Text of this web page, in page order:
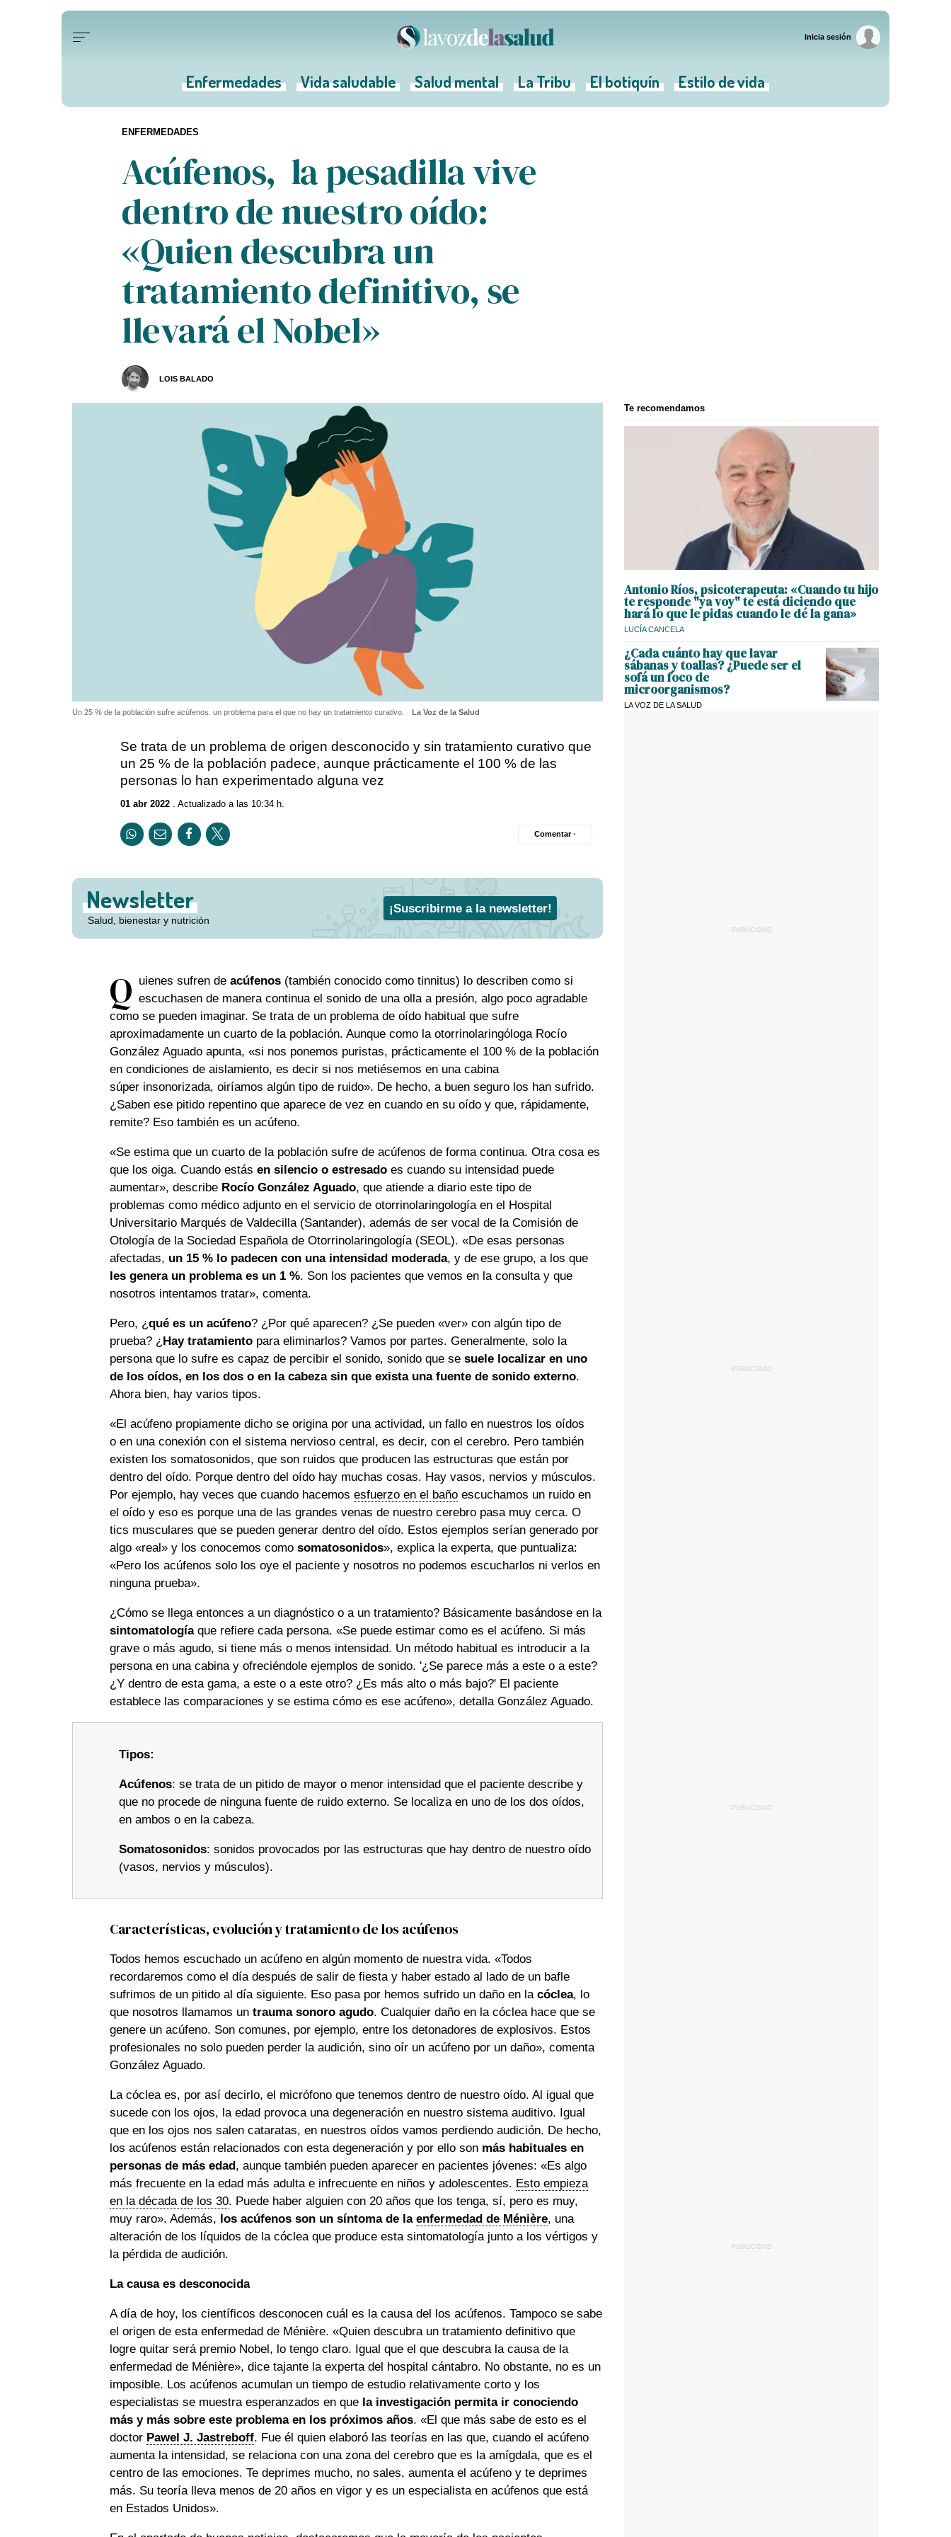
Inicia sesión
Enfermedades Vida saludable Salud mental La Tribu El botiquín Estilo de vida
Acúfenos, la pesadilla vive
dentro de nuestro oído:
«Quien descubra un
tratamiento definitivo, se
llevará el Nobel»
LOIS BALADO
ENFERMEDADES
Un 25 % de la población sufre acúfenos. un problema para el que no hay un tratamiento curativo. La Voz de la Salud
Se trata de un problema de origen desconocido y sin tratamiento curativo que
un 25 % de la población padece, aunque prácticamente el 100 % de las
personas lo han experimentado alguna vez
01 abr 2022. Actualizado a las 10:34 h.
Comentar ·
Newsletter
Salud, bienestar y nutrición
¡Suscribirme a la newsletter!
Q uienes sufren de acúfenos(también conocido como tinnitus) lo describen como si
escuchasen de manera continua el sonido de una olla a presión, algo poco agradable
como se pueden imaginar. Se trata de un problema de oído habitual que sufre
aproximadamente un cuarto de la población. Aunque como la otorrinolaringóloga Rocío
González Aguado apunta, «si nos ponemos puristas, prácticamente el 100 % de la población
en condiciones de aislamiento, es decir si nos metiésemos en una cabina
súper insonorizada, oiríamos algún tipo de ruido». De hecho, a buen seguro los han sufrido.
¿Saben ese pitido repentino que aparece de vez en cuando en su oído y que, rápidamente,
remite? Eso también es un acúfeno.
«Se estima que un cuarto de la población sufre de acúfenos de forma continua. Otra cosa es
que los oiga. Cuando estás en silencio o estresadoes cuando su intensidad puede
aumentar», describe Rocío González Aguado, que atiende a diario este tipo de
problemas como médico adjunto en el servicio de otorrinolaringología en el Hospital
Universitario Marqués de Valdecilla (Santander), además de ser vocal de la Comisión de
Otología de la Sociedad Española de Otorrinolaringología (SEOL). «De esas personas
afectadas, un 15 % lo padecen con una intensidad moderada, y de ese grupo, a los que
les genera un problema es un 1 %. Son los pacientes que vemos en la consulta y que
nosotros intentamos tratar», comenta.
Pero, ¿qué es un acúfeno? ¿Por qué aparecen? ¿Se pueden «ver» con algún tipo de
prueba? ¿ Hay tratamientopara eliminarlos? Vamos por partes. Generalmente, solo la
persona que lo sufre es capaz de percibir el sonido, sonido que se suele localizar en uno
de los oídos, en los dos o en la cabeza sin que exista una fuente de sonido externo.
Ahora bien, hay varios tipos.
«El acúfeno propiamente dicho se origina por una actividad, un fallo en nuestros los oídos
o en una conexión con el sistema nervioso central, es decir, con el cerebro. Pero también
existen los somatosonidos, que son ruidos que producen las estructuras que están por
dentro del oído. Porque dentro del oído hay muchas cosas. Hay vasos, nervios y músculos.
Por ejemplo, hay veces que cuando hacemos esfuerzo en el bañoescuchamos un ruido en
el oído y eso es porque una de las grandes venas de nuestro cerebro pasa muy cerca. O
tics musculares que se pueden generar dentro del oído. Estos ejemplos serían generado por
algo «real» y los conocemos como somatosonidos», explica la experta, que puntualiza:
«Pero los acúfenos solo los oye el paciente y nosotros no podemos escucharlos ni verlos en
ninguna prueba».
¿Cómo se llega entonces a un diagnóstico o a un tratamiento? Básicamente basándose en la
sintomatologíaque refiere cada persona. «Se puede estimar como es el acúfeno. Si más
grave o más agudo, si tiene más o menos intensidad. Un método habitual es introducir a la
persona en una cabina y ofreciéndole ejemplos de sonido. '¿Se parece más a este o a este?
¿Y dentro de esta gama, a este o a este otro? ¿Es más alto o más bajo?' El paciente
establece las comparaciones y se estima cómo es ese acúfeno», detalla González Aguado.
Tipos:
Acúfenos: se trata de un pitido de mayor o menor intensidad que el paciente describe y
que no procede de ninguna fuente de ruido externo. Se localiza en uno de los dos oídos,
en ambos o en la cabeza.
Somatosonidos: sonidos provocados por las estructuras que hay dentro de nuestro oído
(vasos, nervios y músculos).
Características, evolución y tratamiento de los acúfenos
Todos hemos escuchado un acúfeno en algún momento de nuestra vida. «Todos
recordaremos como el día después de salir de fiesta y haber estado al lado de un bafle
sufrimos de un pitido al día siguiente. Eso pasa por hemos sufrido un daño en la cóclea, lo
que nosotros llamamos un trauma sonoro agudo. Cualquier daño en la cóclea hace que se
genere un acúfeno. Son comunes, por ejemplo, entre los detonadores de explosivos. Estos
profesionales no solo pueden perder la audición, sino oír un acúfeno por un daño», comenta
González Aguado.
La cóclea es, por así decirlo, el micrófono que tenemos dentro de nuestro oído. Al igual que
sucede con los ojos, la edad provoca una degeneración en nuestro sistema auditivo. Igual
que en los ojos nos salen cataratas, en nuestros oídos vamos perdiendo audición. De hecho,
los acúfenos están relacionados con esta degeneración y por ello son más habituales en
personas de más edad , aunque también pueden aparecer en pacientes jóvenes: «Es algo
más frecuente en la edad más adulta e infrecuente en niños y adolescentes. Esto empieza
en la década de los 30. Puede haber alguien con 20 años que los tenga, sí, pero es muy,
muy raro». Además, los acúfenos son un síntoma de la enfermedad de Ménière, una
alteración de los líquidos de la cóclea que produce esta sintomatología junto a los vértigos y
la pérdida de audición.
La causa es desconocida
A día de hoy, los científicos desconocen cuál es la causa del los acúfenos. Tampoco se sabe
el origen de esta enfermedad de Ménière. «Quien descubra un tratamiento definitivo que
logre quitar será premio Nobel, lo tengo claro. Igual que el que descubra la causa de la
enfermedad de Ménière», dice tajante la experta del hospital cántabro. No obstante, no es un
imposible. Los acúfenos acumulan un tiempo de estudio relativamente corto y los
especialistas se muestra esperanzados en que la investigación permita ir conociendo
más y más sobre este problema en los próximos años. «El que más sabe de esto es el
doctor Pawel J. Jastreboff. Fue él quien elaboró las teorías en las que, cuando el acúfeno
aumenta la intensidad, se relaciona con una zona del cerebro que es la amígdala, que es el
centro de las emociones. Te deprimes mucho, no sales, aumenta el acúfeno y te deprimes
más. Su teoría lleva menos de 20 años en vigor y es un especialista en acúfenos que está
en Estados Unidos».
Te recomendamos
Antonio Ríos, psicoterapeuta: «Cuando tu hijo
te responde "ya voy" te está diciendo que
hará lo que le pidas cuando le dé la gana»
LUCÍA CANCELA
¿Cada cuánto hay que lavar
sábanas y toallas? ¿Puede ser el
sofá un foco de
microorganismos?
LA VOZ DE LA SALUD